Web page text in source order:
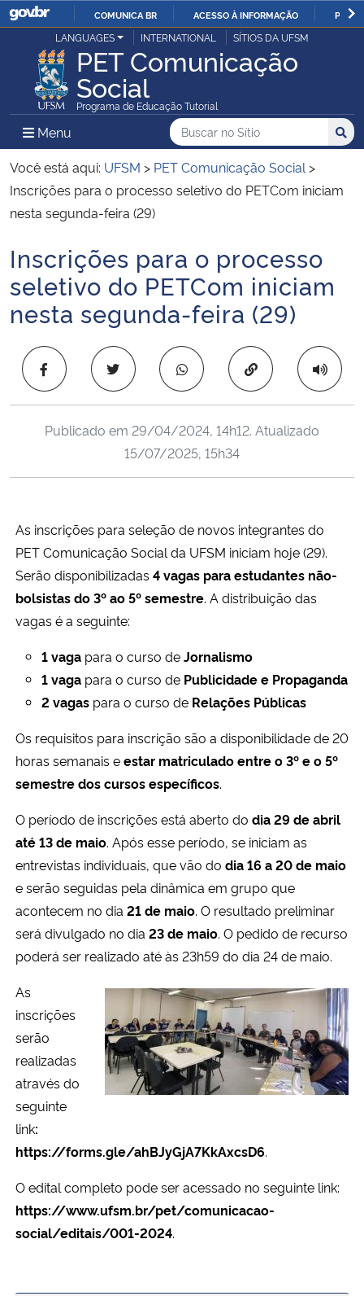
IR
PARA
CONTEÚDO
COMUNICA BR ACESSO À INFORMAÇÃO
Ministério da Justiça e Segurança Pública
Ministério da Defesa
Ministério das Relações Exteriores
Ministério da Economia
Ministério da Infraestrutura
Ministério da Agricultura, Pecuária e Abastecimento
Ministério da Cidadania
Ministério do Meio Ambiente
Ministério do Turismo
Controladoria-Geral da União
Secretaria-Geral
Gabinete de Segurança Institucional
Advocacia-Geral da União
Banco Central do Brasil
LANGUAGES INTERNATIONAL SÍTIOS DA UFSM
PET Comunicação
Social
Programa de Educação Tutorial
Menu Menu Principal do Sítio
Busca
Buscar no no Sítio
Busca:
Você está aqui: UFSM > PET Comunicação Social >
Inscrições para o processo seletivo do PETCom iniciam
nesta segunda-feira (29)
Início do conteúdo
Inscrições para o processo
seletivo do PETCom iniciam
nesta segunda-feira (29)
Copiar para área
Publicado em 29/04/2024, 14h12. Atualizado
15/07/2025, 15h34
As inscrições para seleção de novos integrantes do
PET Comunicação Social da UFSM iniciam hoje (29).
Serão disponibilizadas4 vagas para estudantes não-
bolsistas do 3º ao 5º semestre. A distribuição das
vagas é a seguinte:
1 vaga para o curso deJornalismo
1 vaga para o curso de Publicidade e Propaganda
2 vagas para o curso de Relações Públicas
Os requisitos para inscrição são a disponibilidade de 20
horas semanais eestar matriculado entre o 3º e o 5º
semestre dos cursos específicos.
O período de inscrições está aberto do dia 29 de abril
até 13 de maio. Após esse período, se iniciam as
entrevistas individuais, que vão do dia 16 a 20 de maio
e serão seguidas pela dinâmica em grupo que
acontecem no dia 21 de maio. O resultado preliminar
será divulgado no dia 23 de maio. O pedido de recurso
poderá ser realizado até às 23h59 do dia 24 de maio.
As
inscrições
serão
realizadas
através do
seguinte
link:
https://forms.gle/ahBJyGjA7KkAxcsD6.
O edital completo pode ser acessado no seguinte link:
https://www.ufsm.br/pet/comunicacao-
social/editais/001-2024.